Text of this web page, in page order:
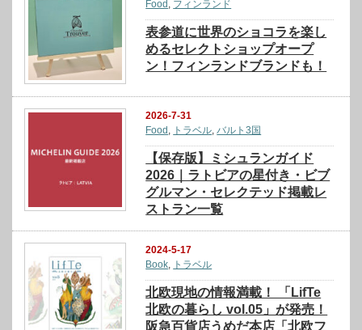
Food , フィンランド
表参道に世界のショコラを楽し
めるセレクトショップオープ
ン！フィンランドブランドも！
2026-7-31
Food , トラベル,バルト3国
【保存版】ミシュランガイド
2026｜ラトビアの星付き・ビブ
グルマン・セレクテッド掲載レ
ストラン一覧
2024-5-17
Book, トラベル
北欧現地の情報満載！ 「LifTe
北欧の暮らし vol.05」が発売！
阪急百貨店うめだ本店「北欧フ